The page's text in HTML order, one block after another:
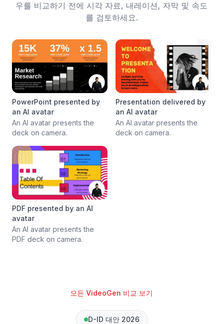
우를 비교하기 전에 시각 자료, 내레이션, 자막 및 속도
를 검토하세요.
PowerPoint presented by
an AI avatar
An AI avatar presents the
deck on camera.
Presentation delivered by
an AI avatar
An AI avatar presents the
deck on camera.
PDF presented by an AI
avatar
An AI avatar presents the
PDF deck on camera.
모든 VideoGen 비교 보기
D-ID 대안 2026